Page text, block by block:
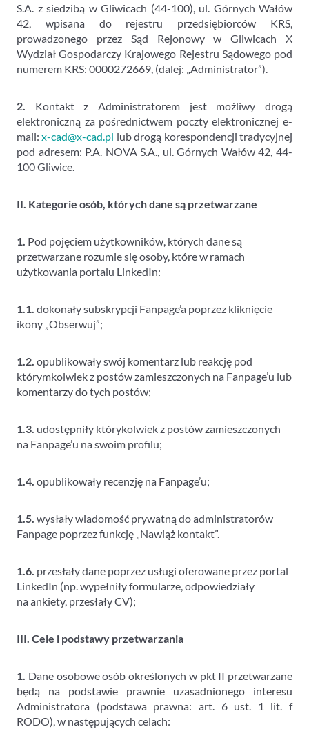
S.A. z siedzibą w Gliwicach (44-100), ul. Górnych Wałów
42, wpisana do rejestru przedsiębiorców KRS,
prowadzonego przez Sąd Rejonowy w Gliwicach X
Wydział Gospodarczy Krajowego Rejestru Sądowego pod
numerem KRS: 0000272669, (dalej: „Administrator”).
2. Kontakt z Administratorem jest możliwy drogą
elektroniczną za pośrednictwem poczty elektronicznej e-
mail:x-cad@x-cad.pl lub drogą korespondencji tradycyjnej
pod adresem: P.A. NOVA S.A., ul. Górnych Wałów 42, 44-
100 Gliwice.
II. Kategorie osób, których dane są przetwarzane
1. Pod pojęciem użytkowników, których dane są
przetwarzane rozumie się osoby, które w ramach
użytkowania portalu LinkedIn:
1.1. dokonały subskrypcji Fanpage’a poprzez kliknięcie
ikony „Obserwuj”;
1.2. opublikowały swój komentarz lub reakcję pod
którymkolwiek z postów zamieszczonych na Fanpage’u lub
komentarzy do tych postów;
1.3. udostępniły którykolwiek z postów zamieszczonych
na Fanpage’u na swoim profilu;
1.4. opublikowały recenzję na Fanpage’u;
1.5. wysłały wiadomość prywatną do administratorów
Fanpage poprzez funkcję „Nawiąż kontakt”.
1.6. przesłały dane poprzez usługi oferowane przez portal
LinkedIn (np. wypełniły formularze, odpowiedziały
na ankiety, przesłały CV);
III. Cele i podstawy przetwarzania
1. Dane osobowe osób określonych w pkt II przetwarzane
będą na podstawie prawnie uzasadnionego interesu
Administratora (podstawa prawna: art. 6 ust. 1 lit. f
RODO), w następujących celach: